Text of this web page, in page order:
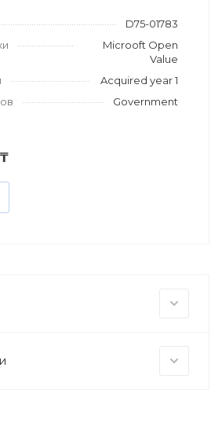
D75-01783
Microoft Open
Value
Acquired year 1
Government